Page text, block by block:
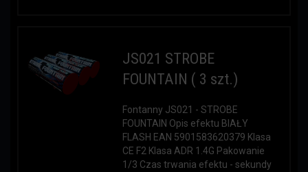
JS021 STROBE
FOUNTAIN ( 3 szt.)
Fontanny JS021 - STROBE
FOUNTAIN Opis efektu BIAŁY
FLASH EAN 5901583620379 Klasa
CE F2 Klasa ADR 1.4G Pakowanie
1/3 Czas trwania efektu - sekundy